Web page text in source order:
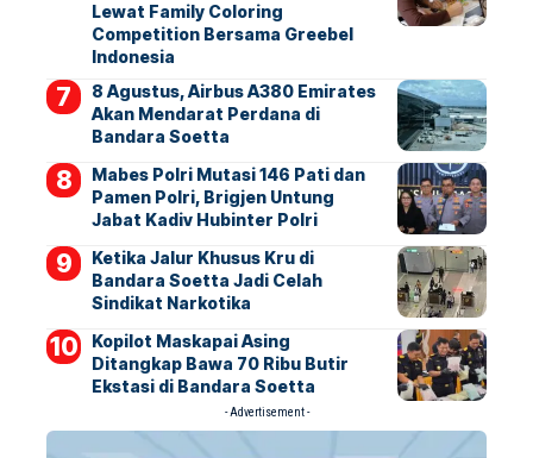
Lewat Family Coloring
Competition Bersama Greebel
Indonesia
8 Agustus, Airbus A380 Emirates
Akan Mendarat Perdana di
Bandara Soetta
Mabes Polri Mutasi 146 Pati dan
Pamen Polri, Brigjen Untung
Jabat Kadiv Hubinter Polri
Ketika Jalur Khusus Kru di
Bandara Soetta Jadi Celah
Sindikat Narkotika
Kopilot Maskapai Asing
Ditangkap Bawa 70 Ribu Butir
Ekstasi di Bandara Soetta
- Advertisement -